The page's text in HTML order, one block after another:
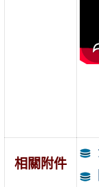
相關附件